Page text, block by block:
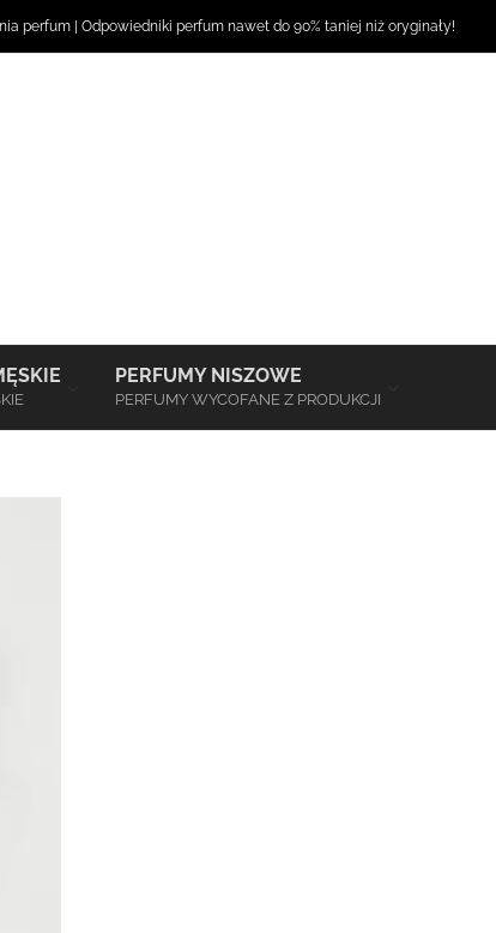
perfum Odpowiedniki perfum nawet do 90% taniej niż oryginały!
PERFUMY NISZOWE
PERFUMY WYCOFANE Z PRODUKCJI